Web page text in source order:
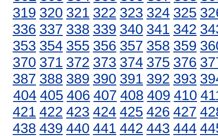
319 320 321 322 323 324 325
336 337 338 339 340 341 342
353 354 355 356 357 358 359
370 371 372 373 374 375 376
387 388 389 390 391 392 393
404 405 406 407 408 409 410
421 422 423 424 425 426 427
438 439 440 441 442 443 444